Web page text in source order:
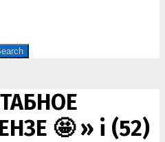
🤩 » i (52)